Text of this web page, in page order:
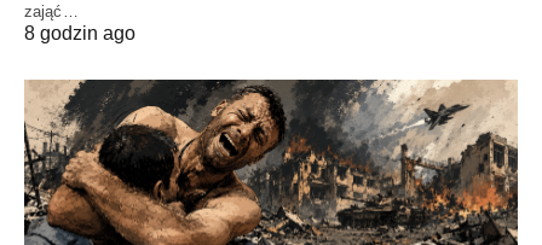
zająć…
8 godzin ago